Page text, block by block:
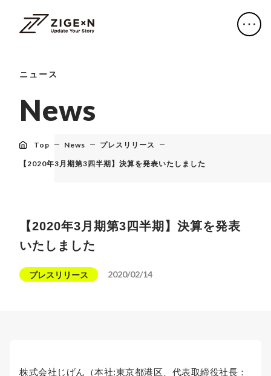
ニュース
News
Top News プレスリリース
【2020年3月期第3四半期】決算を発表いたしました
【2020年3月期第3四半期】決算を発表
いたしました
プレスリリース 2020/02/14
株式会社じげん（本社:東京都港区、代表取締役社長：